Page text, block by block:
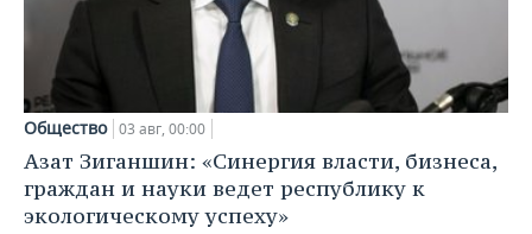
Общество 03 авг, 00:00
Азат Зиганшин: «Синергия власти, бизнеса,
граждан и науки ведет республику к
экологическому успеху»